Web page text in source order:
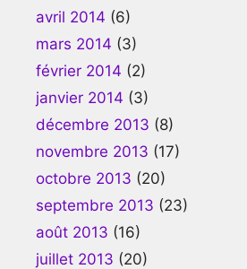
avril 2014 (6)
mars 2014 (3)
février 2014 (2)
janvier 2014 (3)
décembre 2013 (8)
novembre 2013 (17)
octobre 2013 (20)
septembre 2013 (23)
août 2013 (16)
juillet 2013 (20)